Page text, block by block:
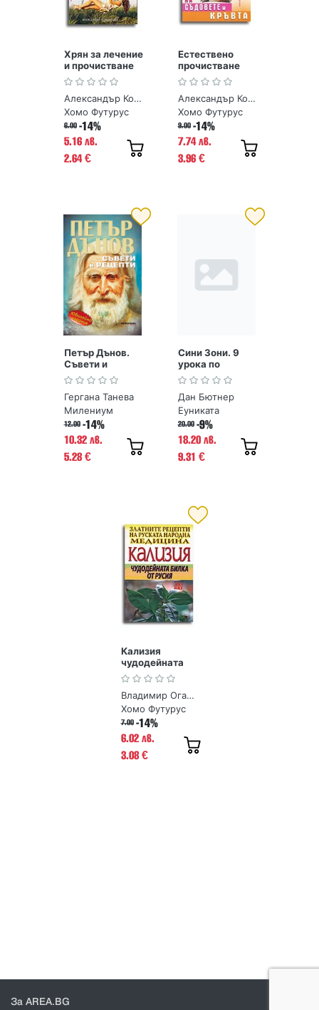
Хрян за лечение
и прочистване
Александър Кородецки
Хомо Футурус
6.00 -14%
5.16 лв.
2.64€
Естествено
прочистване
съдовете и
кръвта
Александър Кородецки
Хомо Футурус
9.00 -14%
7.74 лв.
3.96 €
Петър Дънов.
Съвети и
рецепти
Гергана Танева
Милениум
12.00 -14%
10.32 лв.
5.28€
Сини Зони. 9
урока по
дълголетие от
хората, живели
най-дълго
Дан Бютнер
Еуниката
20.00 -9%
18.20 лв.
9.31 €
Кализия
чудодейната
билка от Русия.
Златните
рецепти на
руската
народна
медицина
Владимир Огарков
Хомо Футурус
7.00 -14%
6.02 лв.
3.08€
За AREA.BG